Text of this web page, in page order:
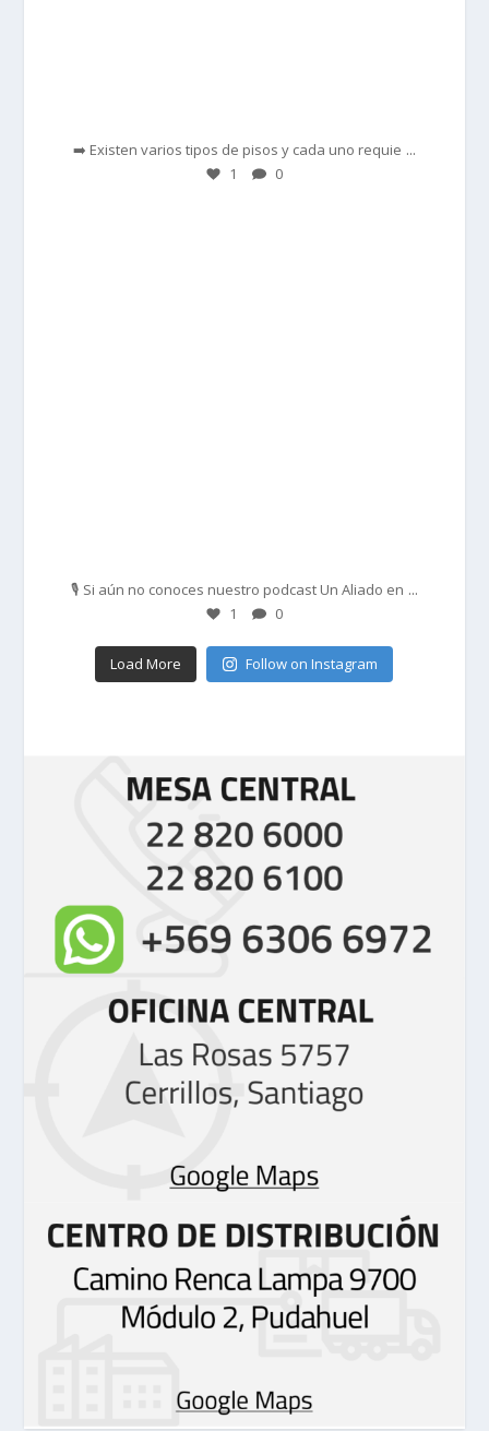
➡️ Existen varios tipos de pisos y cada uno requie ...
1 0
🎙️ Si aún no conoces nuestro podcast Un Aliado en ...
1 0
Load More Follow on Instagram